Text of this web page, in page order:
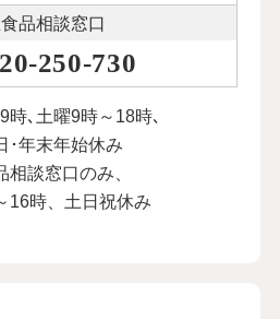
品相談窓口
250-730
時､土曜9時～18時､
･年末年始休み
相談窓口のみ、
16時、土日祝休み